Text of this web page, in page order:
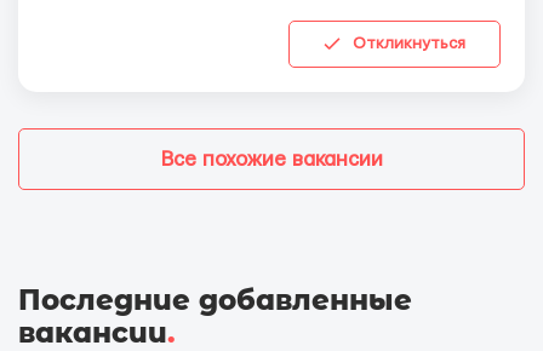
Откликнуться
Все похожие вакансии
Последние добавленные
вакансии.